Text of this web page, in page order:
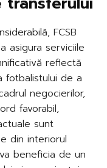
FCSB
asigura serviciile
reflectă
fotbalistului de a
negocierilor,
favorabil,
sunt
din interiorul
beneficia de un